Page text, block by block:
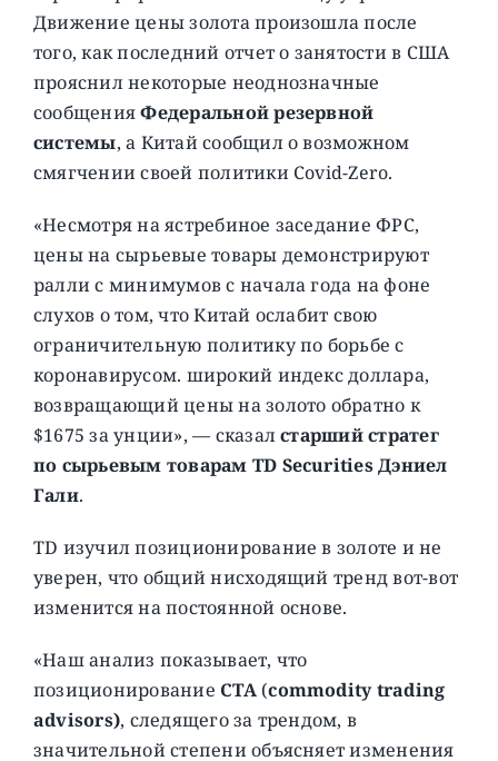
Движение цены золота произошла после
того, как последний отчет о занятости в США
прояснил некоторые неоднозначные
сообщенияФедеральной резервной
системы, а Китай сообщил о возможном
смягчении своей политики Covid-Zero.
«Несмотря на ястребиное заседание ФРС,
цены на сырьевые товары демонстрируют
ралли с минимумов с начала года на фоне
слухов о том, что Китай ослабит свою
ограничительную политику по борьбе с
коронавирусом. широкий индекс доллара,
возвращающий цены на золото обратно к
$1675 за унции», — сказалстарший стратег
по сырьевым товарам TD Securities Дэниел
Гали.
TD изучил позиционирование в золоте и не
уверен, что общий нисходящий тренд вот-вот
изменится на постоянной основе.
«Наш анализ показывает, что
позиционирование CTA(commodity trading
advisors), следящего за трендом, в
значительной степени объясняет изменения